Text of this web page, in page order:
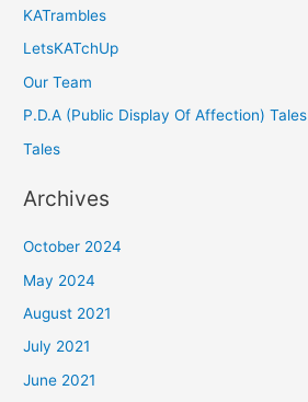
KATrambles
LetsKATchUp
Our Team
P.D.A (Public Display Of Affection) Tales
Tales
Archives
October 2024
May 2024
August 2021
July 2021
June 2021